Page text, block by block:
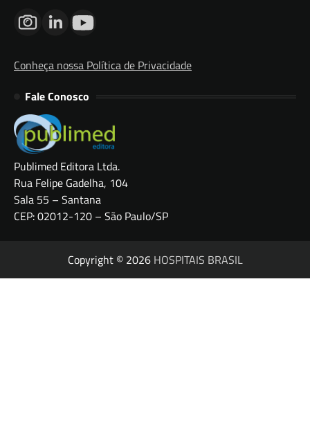
Conheça nossa Política de Privacidade
Fale Conosco
Publimed Editora Ltda.
Rua Felipe Gadelha, 104
Sala 55 – Santana
CEP: 02012-120 – São Paulo/SP
Copyright © 2026 HOSPITAIS BRASIL